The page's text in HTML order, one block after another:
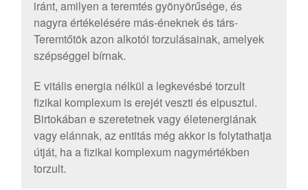
iránt, amilyen a teremtés gyönyörűsége, és
nagyra értékelésére más-éneknek és társ-
Teremtőtök azon alkotói torzulásainak, amelyek
szépséggel bírnak.
E vitális energia nélkül a legkevésbé torzult
fizikai komplexum is erejét veszti és elpusztul.
Birtokában e szeretetnek vagy életenergiának
vagy elánnak, az entitás még akkor is folytathatja
útját, ha a fizikai komplexum nagymértékben
torzult.